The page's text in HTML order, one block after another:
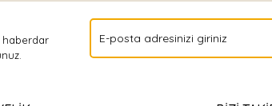
haberdar